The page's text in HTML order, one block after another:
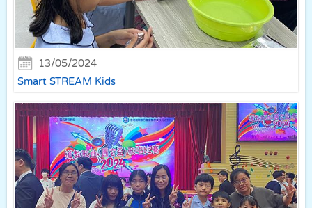
13/05/2024
Smart STREAM Kids